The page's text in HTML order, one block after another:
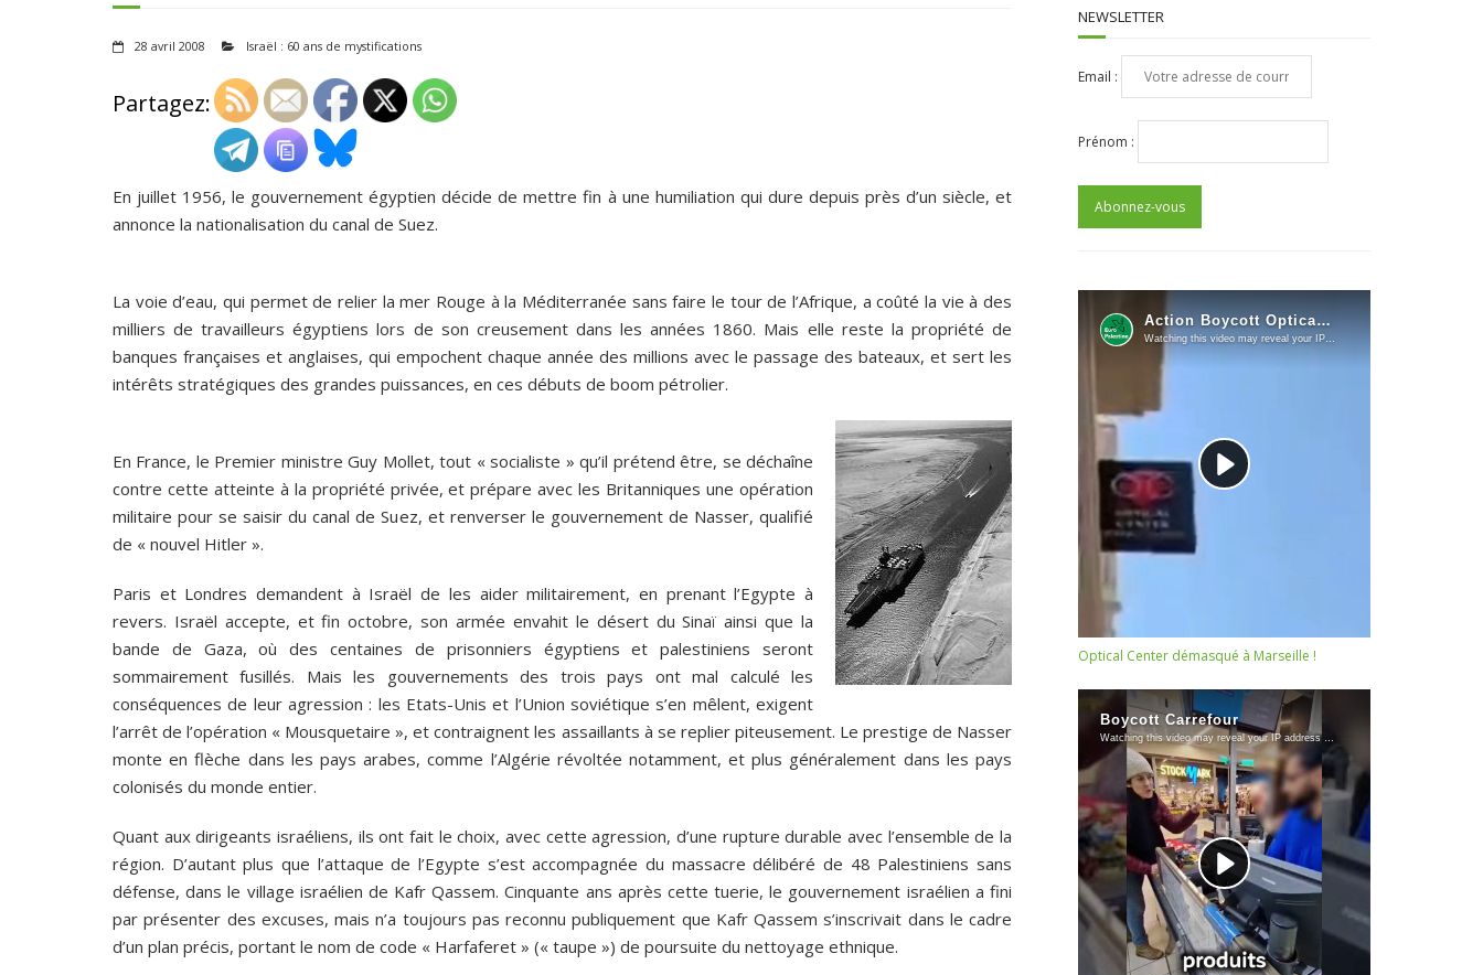
28 avril 2008 Israël : 60 ans de mystifications
Partagez:
En juillet 1956, le gouvernement égyptien décide de mettre fin à une humiliation qui dure depuis près d’un siècle, et
annonce la nationalisation du canal de Suez.
La voie d’eau, qui permet de relier la mer Rouge à la Méditerranée sans faire le tour de l’Afrique, a coûté la vie à des
milliers de travailleurs égyptiens lors de son creusement dans les années 1860. Mais elle reste la propriété de
banques françaises et anglaises, qui empochent chaque année des millions avec le passage des bateaux, et sert les
intérêts stratégiques des grandes puissances, en ces débuts de boom pétrolier.
En France, le Premier ministre Guy Mollet, tout « socialiste » qu’il prétend être, se déchaîne
contre cette atteinte à la propriété privée, et prépare avec les Britanniques une opération
militaire pour se saisir du canal de Suez, et renverser le gouvernement de Nasser, qualifié
de « nouvel Hitler ».
Paris et Londres demandent à Israël de les aider militairement, en prenant l’Egypte à
revers. Israël accepte, et fin octobre, son armée envahit le désert du Sinaï ainsi que la
bande de Gaza, où des centaines de prisonniers égyptiens et palestiniens seront
sommairement fusillés. Mais les gouvernements des trois pays ont mal calculé les
conséquences de leur agression : les Etats-Unis et l’Union soviétique s’en mêlent, exigent
l’arrêt de l’opération « Mousquetaire », et contraignent les assaillants à se replier piteusement. Le prestige de Nasser
monte en flèche dans les pays arabes, comme l’Algérie révoltée notamment, et plus généralement dans les pays
colonisés du monde entier.
Quant aux dirigeants israéliens, ils ont fait le choix, avec cette agression, d’une rupture durable avec l’ensemble de la
région. D’autant plus que l’attaque de l’Egypte s’est accompagnée du massacre délibéré de 48 Palestiniens sans
défense, dans le village israélien de Kafr Qassem. Cinquante ans après cette tuerie, le gouvernement israélien a fini
par présenter des excuses, mais n’a toujours pas reconnu publiquement que Kafr Qassem s’inscrivait dans le cadre
d’un plan précis, portant le nom de code « Harfaferet » (« taupe ») de poursuite du nettoyage ethnique.
NEWSLETTER
Email :
Prénom :
Optical Center démasqué à Marseille !